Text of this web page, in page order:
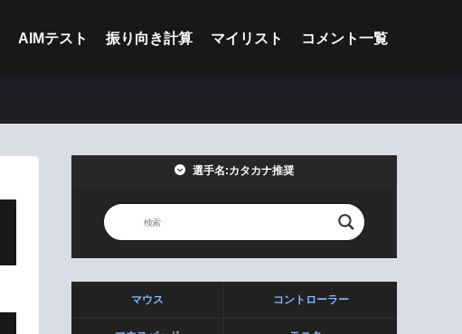
AIMテスト 振り向き計算 マイリスト コメント一覧
選手名:カタカナ推奨
マウス コントローラー